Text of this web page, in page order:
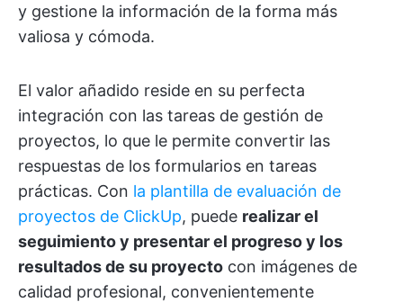
y gestione la información de la forma más
valiosa y cómoda.
El valor añadido reside en su perfecta
integración con las tareas de gestión de
proyectos, lo que le permite convertir las
respuestas de los formularios en tareas
prácticas. Con la plantilla de evaluación de
proyectos de ClickUp, puede realizar el
seguimiento y presentar el progreso y los
resultados de su proyecto con imágenes de
calidad profesional, convenientemente